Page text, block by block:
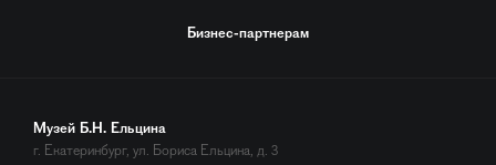
Бизнес-партнерам
Музей Б.Н. Ельцина
г. Екатеринбург, ул. Бориса Ельцина, д. 3